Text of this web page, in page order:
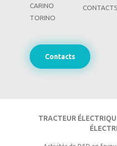
CARINO
TORINO
CONTACTS
Contacts
TRACTEUR